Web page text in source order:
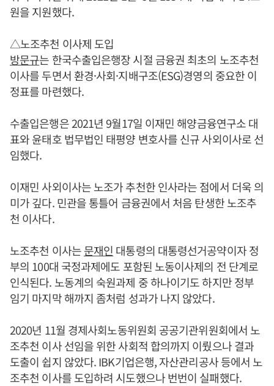
원을 지원했다.
△노조추천 이사제 도입
방문규는 한국수출입은행장 시절 금융권 최초의 노조추천
이사를 두면서 환경·사회·지배구조(ESG)경영의 중요한 이
정표를 마련했다.
수출입은행은 2021년 9월17일 이재민 해양금융연구소 대
표와 윤태호 법무법인 태평양 변호사를 신규 사외이사로 선
임했다.
이재민 사외이사는 노조가 추천한 인사라는 점에서 더욱 의
미가 깊다. 민관을 통틀어 금융권에서 처음 탄생한 노조추
천 이사다.
노조추천 이사는문재인 대통령의 대통령선거공약이자 정
부의 100대 국정과제에도 포함된 노동이사제의 전 단계로
인식된다. 노동계의 숙원과제 중 하나이기도 하지만 정부
임기 마지막 해까지 좀처럼 성과가 나지 않았다.
2020년 11월 경제사회노동위원회 공공기관위원회에서 노
조추천 이사 선임을 위한 사회적 합의까지 이뤘으나 결과
도출이 쉽지 않았다. IBK기업은행, 자산관리공사 등에서 노
조추천 이사를 도입하려 시도했으나 번번이 실패했다.